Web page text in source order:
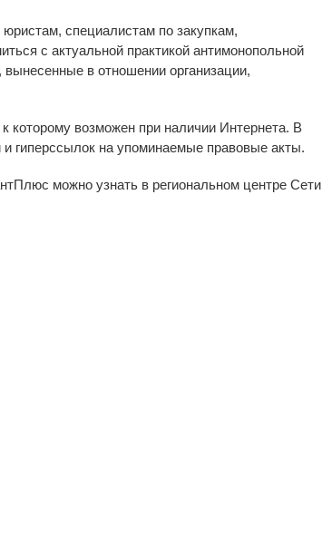
специалистам по закупкам,
с актуальной практикой антимонопольной
в отношении организации,
возможен при наличии Интернета. В
гиперссылок на упоминаемые правовые акты.
можно узнать в региональном центре Сети